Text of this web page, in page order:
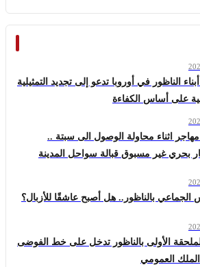
الناظور في أوروبا تدعو إلى تجديد التمثيلية
على أساس الكفاءة
اثناء محاولة الوصول الى سبتة ..
بحري غير مسبوق قبالة سواحل المدينة
الجماعي بالناظور.. هل أصبح عاشقًا للأزبال؟
الأولى بالناظور تدخل على خط الفوضى
العمومي